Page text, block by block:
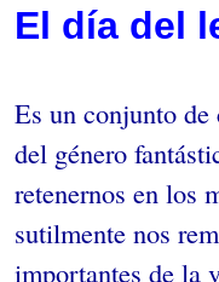
El día del
Es un conjunto de
del género
retenernos en los
sutilmente nos
importantes de la